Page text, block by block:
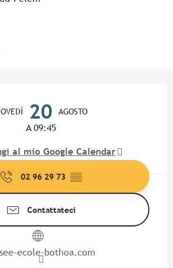
aux favoris
20 AGOSTO
A 09:45
al mio Google Calendar
02 96 29 73 ▒▒
Contattateci
ecole-bothoa.com